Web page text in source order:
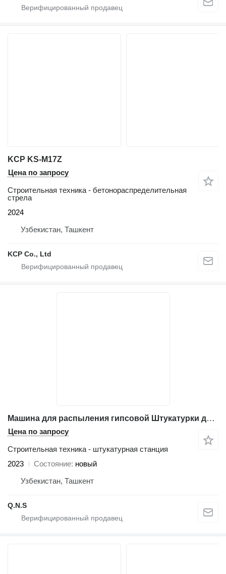
KCP KS-M17Z
Цена по запросу
Строительная техника - бетонораспределительная
стрела
2024
Узбекистан, Ташкент
KCP Co., Ltd
Машина для распыления гипсовой Штукатурки для сухого порошка M9
Цена по запросу
Строительная техника - штукатурная станция
2023
Состояние новый
Узбекистан, Ташкент
Q.N.S